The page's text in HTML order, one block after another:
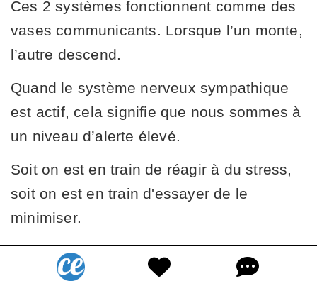
Ces 2 systèmes fonctionnent comme des
vases communicants. Lorsque l’un monte,
l’autre descend.
Quand le système nerveux sympathique
est actif, cela signifie que nous sommes à
un niveau d’alerte élevé.
Soit on est en train de réagir à du stress,
soit on est en train d'essayer de le
minimiser.